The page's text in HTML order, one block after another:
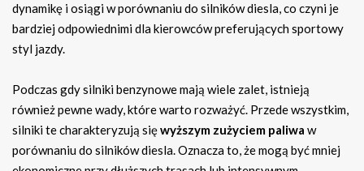
dynamikę i osiągi w porównaniu do silników diesla, co czyni je
bardziej odpowiednimi dla kierowców preferujących sportowy
styl jazdy.
Podczas gdy silniki benzynowe mają wiele zalet, istnieją
również pewne wady, które warto rozważyć. Przede wszystkim,
silniki te charakteryzują sięwyższym zużyciem paliwa w
porównaniu do silników diesla. Oznacza to, że mogą być mniej